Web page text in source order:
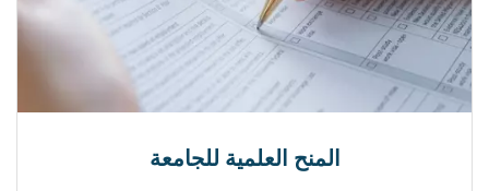
المنح العلمية للجامعة